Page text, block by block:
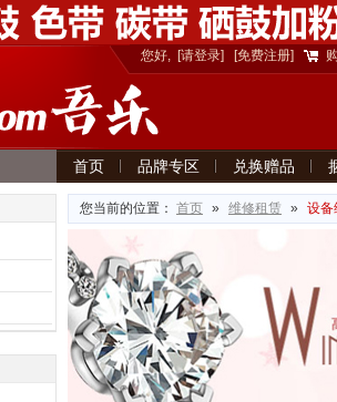
您好, [请登录] [免费注册]
首页 品牌专区 兑换赠品
意见建议
您当前的位置： 首页 » 维修租赁 » 设备